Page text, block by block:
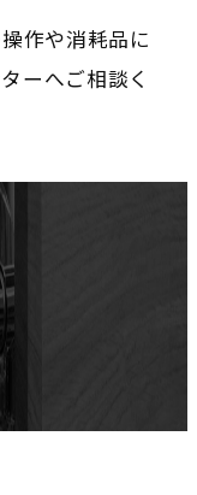
作や消耗品に
ーへご相談く